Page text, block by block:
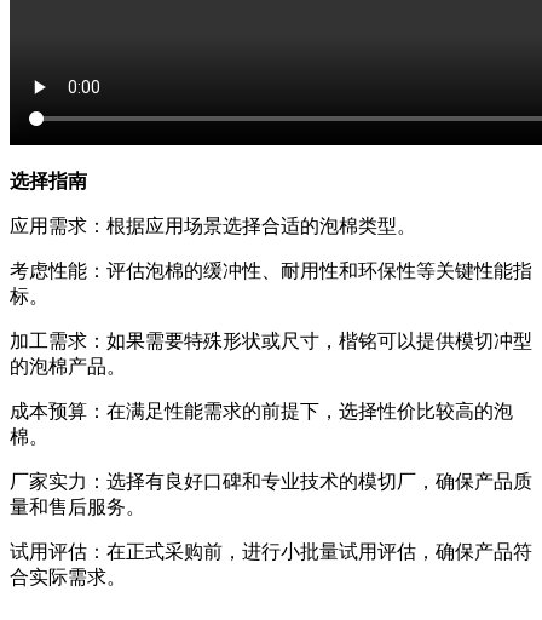
选择指南
应用需求：根据应用场景选择合适的泡棉类型。
考虑性能：评估泡棉的缓冲性、耐用性和环保性等关键性能指
标。
加工需求：如果需要特殊形状或尺寸，楷铭可以提供模切冲型
的泡棉产品。
成本预算：在满足性能需求的前提下，选择性价比较高的泡
棉。
厂家实力：选择有良好口碑和专业技术的模切厂，确保产品质
量和售后服务。
试用评估：在正式采购前，进行小批量试用评估，确保产品符
合实际需求。